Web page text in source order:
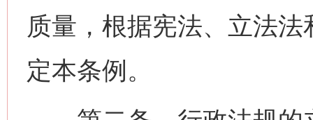
质量，根据宪法、立法
定本条例。